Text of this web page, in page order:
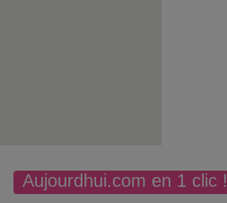
Aujourdhui.com en 1 clic !